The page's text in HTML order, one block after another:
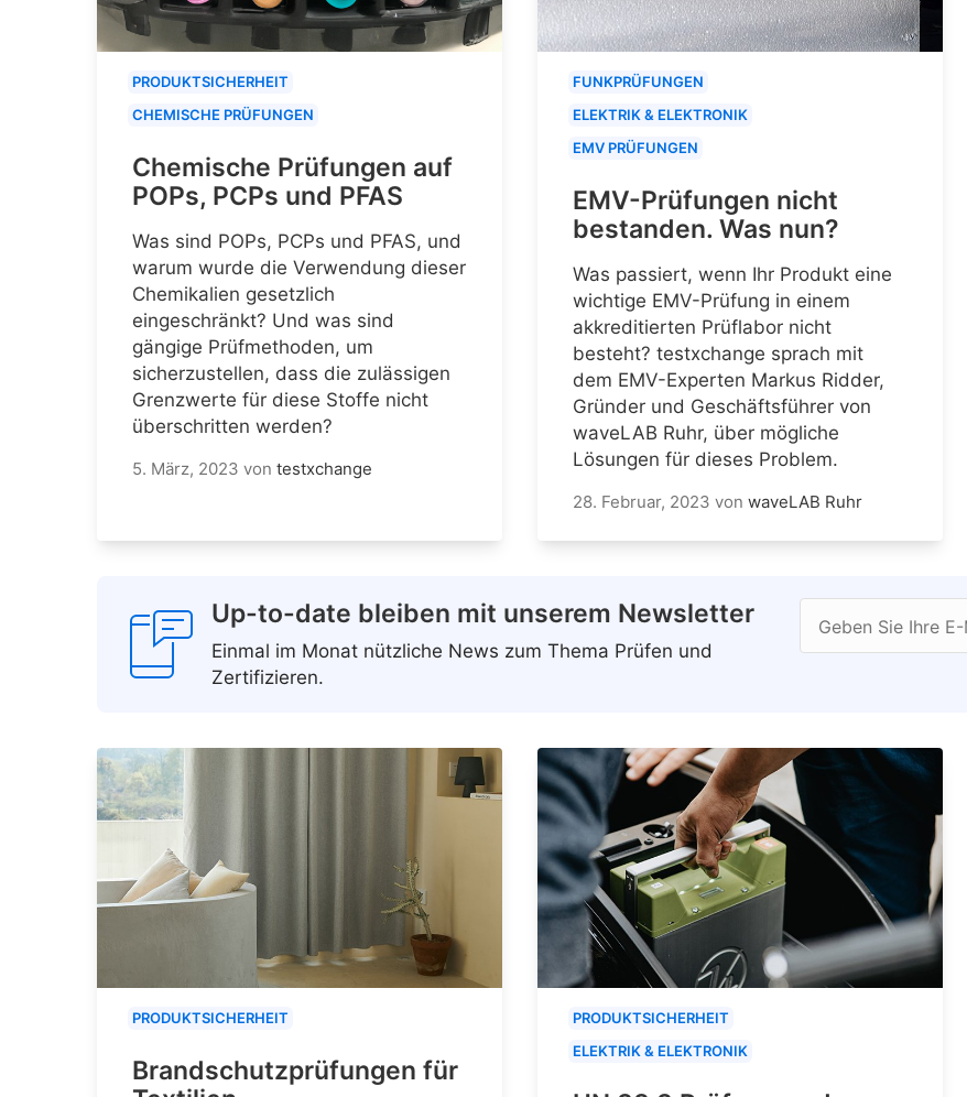
PRODUKTSICHERHEIT
CHEMISCHE PRÜFUNGEN
Chemische Prüfungen auf
POPs, PCPs und PFAS
Was sind POPs, PCPs und PFAS, und
warum wurde die Verwendung dieser
Chemikalien gesetzlich
eingeschränkt? Und was sind
gängige Prüfmethoden, um
sicherzustellen, dass die zulässigen
Grenzwerte für diese Stoffe nicht
überschritten werden?
5. März, 2023 von testxchange
FUNKPRÜFUNGEN
ELEKTRIK & ELEKTRONIK
EMV PRÜFUNGEN
EMV-Prüfungen nicht
bestanden. Was nun?
Was passiert, wenn Ihr Produkt eine
wichtige EMV-Prüfung in einem
akkreditierten Prüflabor nicht
besteht? testxchange sprach mit
dem EMV-Experten Markus Ridder,
Gründer und Geschäftsführer von
waveLAB Ruhr, über mögliche
Lösungen für dieses Problem.
28. Februar, 2023 von waveLAB Ruhr
Up-to-date bleiben mit unserem Newsletter
Einmal im Monat nützliche News zum Thema Prüfen und
Zertifizieren.
Geben Sie Ihre
PRODUKTSICHERHEIT
Brandschutzprüfungen für
PRODUKTSICHERHEIT
ELEKTRIK & ELEKTRONIK